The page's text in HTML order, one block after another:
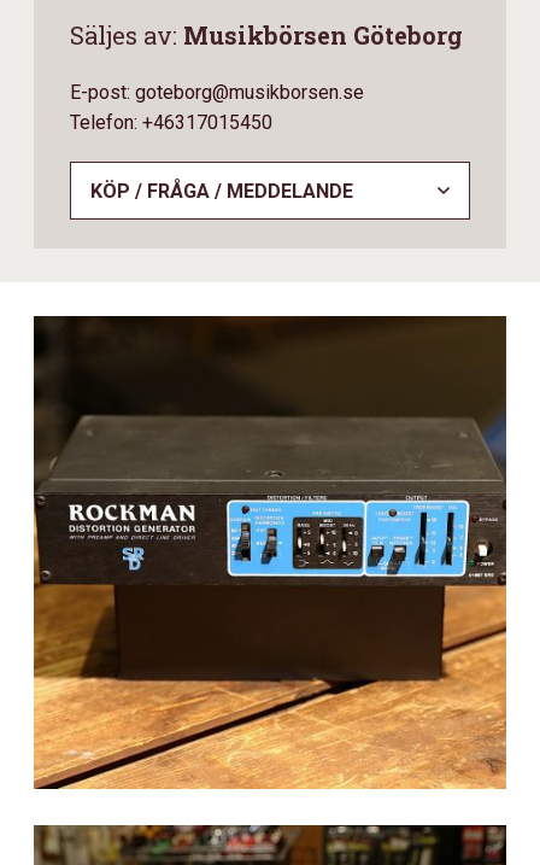
Säljes av: Musikbörsen Göteborg
E-post: goteborg@musikborsen.se
Telefon: +46317015450
KÖP / FRÅGA / MEDDELANDE